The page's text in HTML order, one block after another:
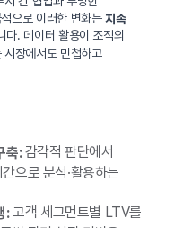
으로 이러한 변화는지속
다. 데이터 활용이 조직의
장에서도 민첩하고
축:감각적 판단에서
으로 분석·활용하는
:고객 세그먼트별 LTV를